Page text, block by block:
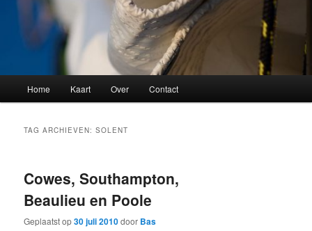
Home Kaart Over Contact
TAG ARCHIEVEN:SOLENT
Cowes, Southampton,
Beaulieu en Poole
Geplaatst op30 juli 2010door Bas